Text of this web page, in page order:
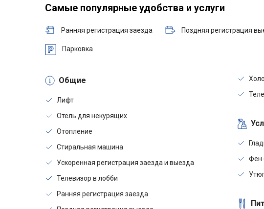
Самые популярные удобства и услуги
Ранняя регистрация заезда Поздняя регистрация
Парковка
Общие
Лифт
Отель для некурящих
Отопление
Стиральная машина
Ускоренная регистрация заезда и выезда
Телевизор в лобби
Ранняя регистрация заезда
Фен